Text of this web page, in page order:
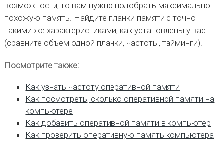
возможности, то вам нужно подобрать максимально
похожую память. Найдите планки памяти с точно
такими же характеристиками, как установлены у вас
(сравните объем одной планки, частоты, тайминги).
Посмотрите также:
Как узнать частоту оперативной памяти
Как посмотреть, сколько оперативной памяти на
компьютере
Как добавить оперативной памяти в компьютер
Как проверить оперативную память компьютера